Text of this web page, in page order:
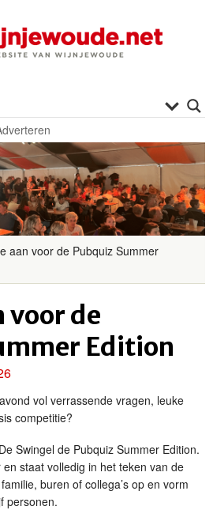
aan voor de Pubquiz Summer
voor de
Edition
vol verrassende vragen, leuke
competitie?
Swingel de Pubquiz Summer Edition.
staat volledig in het teken van de
buren of collega’s op en vorm
personen.